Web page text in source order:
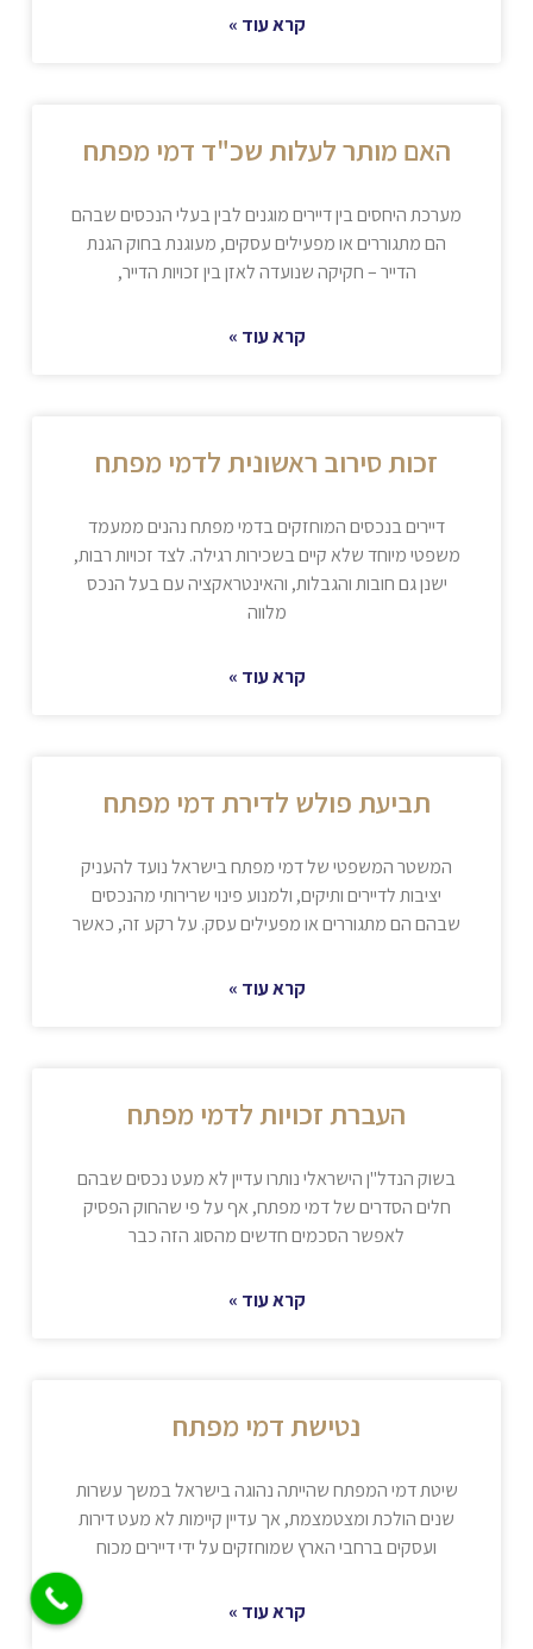
קרא עוד »
האם מותר לעלות שכ"ד דמי מפתח
מערכת היחסים בין דיירים מוגנים לבין בעלי הנכסים שבהם
הם מתגוררים או מפעילים עסקים, מעוגנת בחוק הגנת
הדייר – חקיקה שנועדה לאזן בין זכויות הדייר,
קרא עוד »
זכות סירוב ראשונית לדמי מפתח
דיירים בנכסים המוחזקים בדמי מפתח נהנים ממעמד
משפטי מיוחד שלא קיים בשכירות רגילה. לצד זכויות רבות,
ישנן גם חובות והגבלות, והאינטראקציה עם בעל הנכס
מלווה
קרא עוד »
תביעת פולש לדירת דמי מפתח
המשטר המשפטי של דמי מפתח בישראל נועד להעניק
יציבות לדיירים ותיקים, ולמנוע פינוי שרירותי מהנכסים
שבהם הם מתגוררים או מפעילים עסק. על רקע זה, כאשר
קרא עוד »
העברת זכויות לדמי מפתח
בשוק הנדל"ן הישראלי נותרו עדיין לא מעט נכסים שבהם
חלים הסדרים של דמי מפתח, אף על פי שהחוק הפסיק
לאפשר הסכמים חדשים מהסוג הזה כבר
קרא עוד »
נטישת דמי מפתח
שיטת דמי המפתח שהייתה נהוגה בישראל במשך עשרות
שנים הולכת ומצטמצמת, אך עדיין קיימות לא מעט דירות
ועסקים ברחבי הארץ שמוחזקים על ידי דיירים מכוח
קרא עוד »